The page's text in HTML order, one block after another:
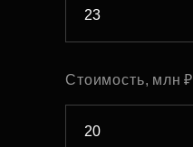
Стоимость, млн ₽